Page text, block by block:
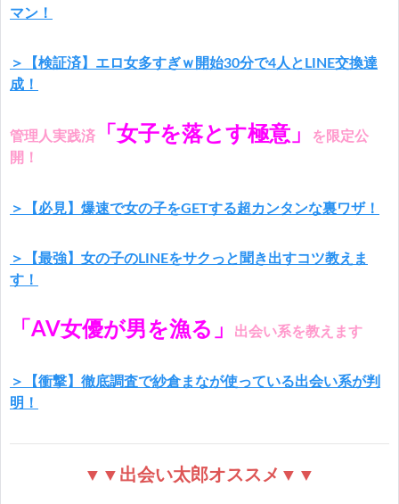
マン！
＞【検証済】エロ女多すぎｗ開始30分で4人とLINE交換達
成！
管理人実践済 「女子を落とす極意」
を限定公
開！
＞【必見】爆速で女の子をGETする超カンタンな裏ワザ！
＞【最強】女の子のLINEをサクっと聞き出すコツ教えま
す！
「AV女優が男を漁る」 出会い系を教えます
＞【衝撃】徹底調査で紗倉まなが使っている出会い系が判
明！
▼▼出会い太郎オススメ▼▼